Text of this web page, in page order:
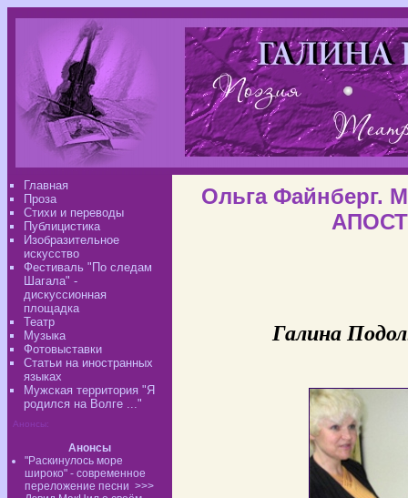
Главная
Проза
Стихи и переводы
Публицистика
Изобразительное
искусство
Фестиваль "По следам
Шагала" -
дискуссионная
площадка
Театр
Музыка
Фотовыставки
Статьи на иностранных
языках
Мужская территория "Я
родился на Волге ..."
Анонсы:
Анонсы
"Раскинулось море
широко" - современное
переложение песни >>>
Ольга Файнберг.
Галина